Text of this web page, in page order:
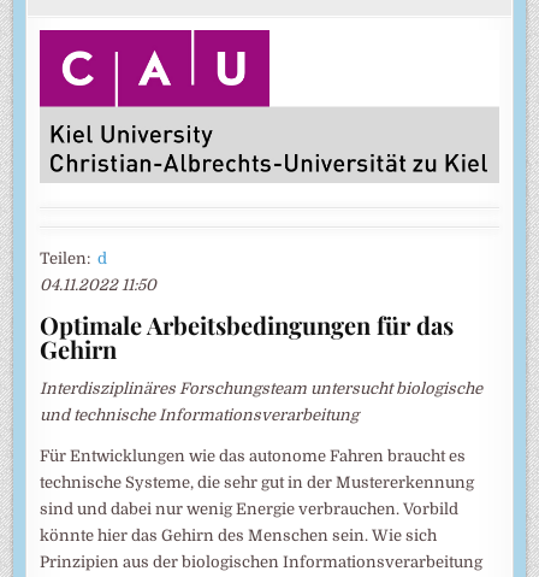
Teilen:d
04.11.2022 11:50
Optimale Arbeitsbedingungen für das
Gehirn
Interdisziplinäres Forschungsteam untersucht biologische
und technische Informationsverarbeitung
Für Entwicklungen wie das autonome Fahren braucht es
technische Systeme, die sehr gut in der Mustererkennung
sind und dabei nur wenig Energie verbrauchen. Vorbild
könnte hier das Gehirn des Menschen sein. Wie sich
Prinzipien aus der biologischen Informationsverarbeitung